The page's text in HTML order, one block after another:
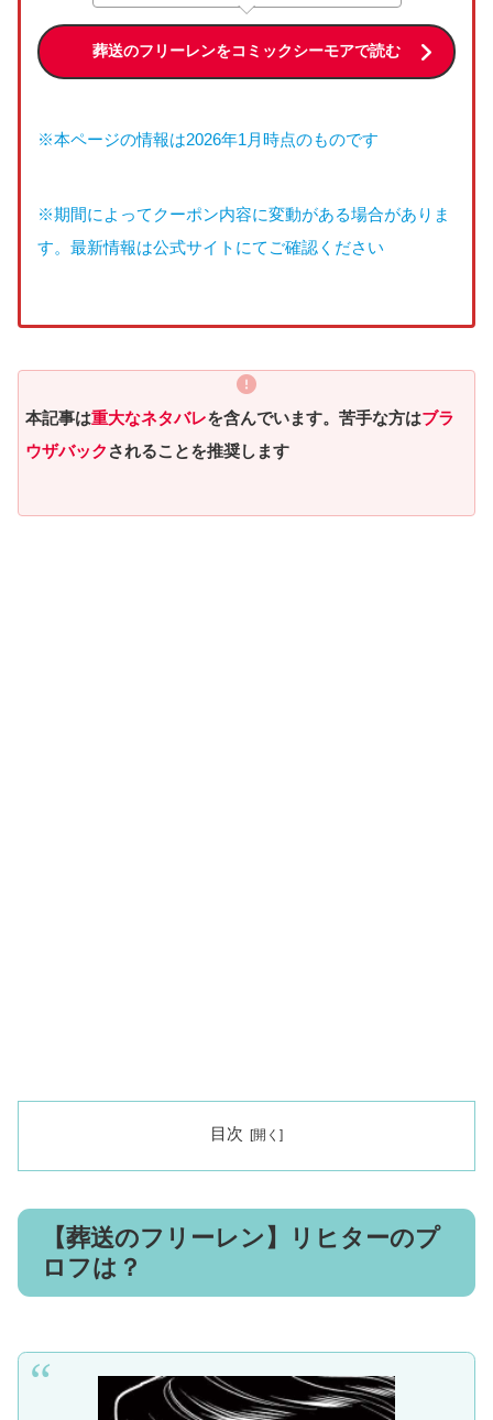
葬送のフリーレンをコミックシーモアで読む
※本ページの情報は2026年1月時点のものです
※期間によってクーポン内容に変動がある場合がありま
す。最新情報は公式サイトにてご確認ください
本記事は重大なネタバレを含んでいます。苦手な方はブラ
ウザバック されることを推奨します
目次
【葬送のフリーレン】リヒターのプ
ロフは？